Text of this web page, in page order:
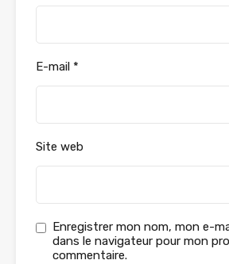
E-mail *
Site web
Enregistrer mon nom, mon e-
dans le navigateur pour mon
commentaire.